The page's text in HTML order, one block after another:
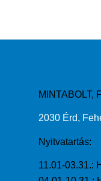
MINTABOLT,
2030 Érd,
Nyitvatartás:
11.01-03.31.: